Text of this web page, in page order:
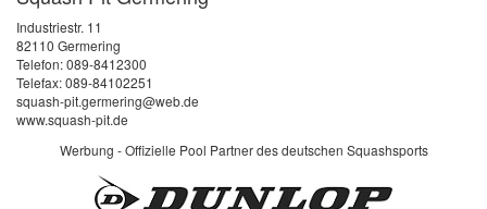
Industriestr. 11
82110 Germering
Telefon: 089-8412300
Telefax: 089-84102251
squash-pit.germering@web.de
www.squash-pit.de
Werbung - Offizielle Pool Partner des deutschen Squashsports